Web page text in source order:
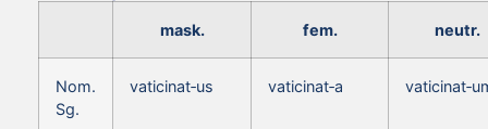
mask. fem. neutr.
Nom.
Sg.
vaticinat‑us vaticinat‑a